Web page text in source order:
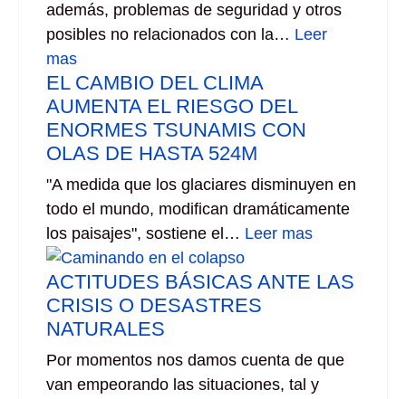
además, problemas de seguridad y otros
posibles no relacionados con la… Leer
mas
EL CAMBIO DEL CLIMA
AUMENTA EL RIESGO DEL
ENORMES TSUNAMIS CON
OLAS DE HASTA 524M
"A medida que los glaciares disminuyen en
todo el mundo, modifican dramáticamente
los paisajes", sostiene el… Leer mas
ACTITUDES BÁSICAS ANTE LAS
CRISIS O DESASTRES
NATURALES
Por momentos nos damos cuenta de que
van empeorando las situaciones, tal y